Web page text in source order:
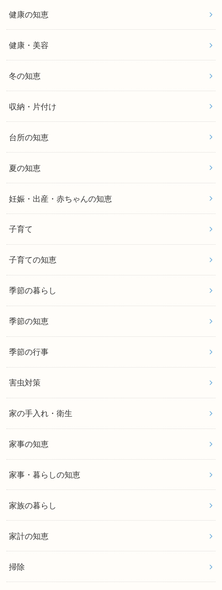
健康の知恵
健康・美容
冬の知恵
収納・片付け
台所の知恵
夏の知恵
妊娠・出産・赤ちゃんの知恵
子育て
子育ての知恵
季節の暮らし
季節の知恵
季節の行事
害虫対策
家の手入れ・衛生
家事の知恵
家事・暮らしの知恵
家族の暮らし
家計の知恵
掃除